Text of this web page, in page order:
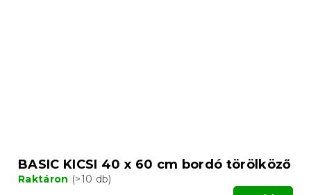
BASIC KICSI 40 x 60 cm bordó törölköző
Raktáron (>10 db)